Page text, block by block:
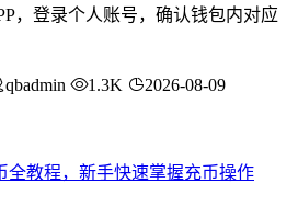
，登录个人账号，确认钱包内对应
qbadmin 1.3K 2026-08-09